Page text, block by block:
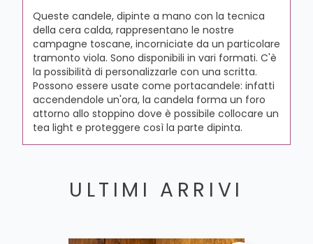
Queste candele, dipinte a mano con la tecnica
della cera calda, rappresentano le nostre
campagne toscane, incorniciate da un particolare
tramonto viola. Sono disponibili in vari formati. C'è
la possibilità di personalizzarle con una scritta.
Possono essere usate come portacandele: infatti
accendendole un'ora, la candela forma un foro
attorno allo stoppino dove è possibile collocare un
tea light e proteggere così la parte dipinta.
ULTIMI ARRIVI